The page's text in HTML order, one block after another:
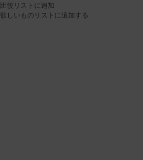
比較リストに追加
欲しいものリストに追加する